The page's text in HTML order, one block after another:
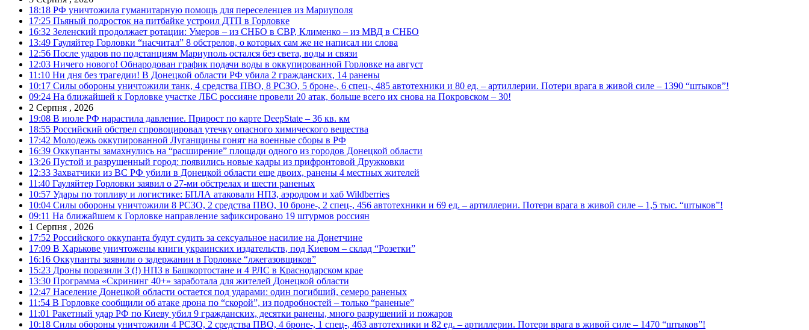
18:18 РФ уничтожила гуманитарную помощь для переселенцев из Мариуполя
17:25 Пьяный подросток на питбайке устроил ДТП в Горловке
16:32 Зеленский продолжает ротации: Умеров – из СНБО в СВР, Клименко – из МВД в СНБО
13:49 Гауляйтер Горловки “насчитал” 8 обстрелов, о которых сам же не написал ни слова
12:56 После ударов по подстанциям Мариуполь остался без света, воды и связи
12:03 Ничего нового! Обнародован график подачи воды в оккупированной Горловке на август
11:10 Ни дня без трагедии! В Донецкой области РФ убила 2 гражданских, 14 ранены
10:17 Силы обороны уничтожили танк, 4 средства ПВО, 8 РСЗО, 5 броне-, 6 спец-, 485 автотехники и 80 ед. – артиллерии. Потери врага в живой силе – 1390 “штыков”!
09:24 На ближайшей к Горловке участке ЛБС россияне провели 20 атак, больше всего их снова на Покровском – 30!
2 Серпня , 2026
19:08 В июле РФ нарастила давление. Прирост по карте DeepState – 36 кв. км
18:55 Российский обстрел спровоцировал утечку опасного химического вещества
17:42 Молодежь оккупированной Луганщины гонят на военные сборы в РФ
16:39 Оккупанты замахнулись на “расширение” площади одного из городов Донецкой области
13:26 Пустой и разрушенный город: появились новые кадры из прифронтовой Дружковки
12:33 Захватчики из ВС РФ убили в Донецкой области еще двоих, ранены 4 местных жителей
11:40 Гауляйтер Горловки заявил о 27-ми обстрелах и шести раненых
10:57 Удары по топливу и логистике: БПЛА атаковали НПЗ, аэродром и хаб Wildberries
10:04 Силы обороны уничтожили 8 РСЗО, 2 средства ПВО, 10 броне-, 2 спец-, 456 автотехники и 69 ед. – артиллерии. Потери врага в живой силе – 1,5 тыс. “штыков”!
09:11 На ближайшем к Горловке направление зафиксировано 19 штурмов россиян
1 Серпня , 2026
17:52 Российского оккупанта будут судить за сексуальное насилие на Донетчине
17:09 В Харькове уничтожены книги украинских издательств, под Киевом – склад “Розетки”
16:16 Оккупанты заявили о задержании в Горловке “лжегазовщиков”
15:23 Дроны поразили 3 (!) НПЗ в Башкортостане и 4 РЛС в Краснодарском крае
13:30 Программа «Скрининг 40+» заработала для жителей Донецкой области
12:47 Население Донецкой области остается под ударами: один погибший, семеро раненых
11:54 В Горловке сообщили об атаке дрона по “скорой”, из подробностей – только “раненые”
11:01 Ракетный удар РФ по Киеву убил 9 гражданских, десятки ранены, много разрушений и пожаров
10:18 Силы обороны уничтожили 4 РСЗО, 2 средства ПВО, 4 броне-, 1 спец-, 463 автотехники и 82 ед. – артиллерии. Потери врага в живой силе – 1470 “штыков”!